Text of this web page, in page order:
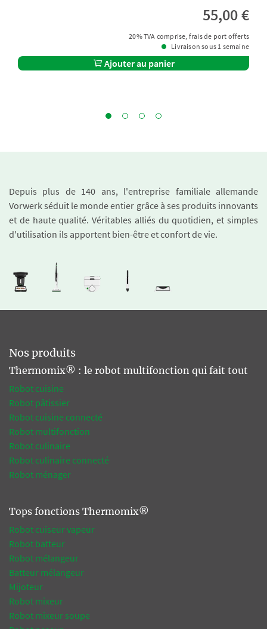
55,00 €
20% TVA comprise, frais de port offerts
Livraison sous 1 semaine
Ajouter au panier
Depuis plus de 140 ans, l'entreprise familiale allemande
Vorwerk séduit le monde entier grâce à ses produits innovants
et de haute qualité. Véritables alliés du quotidien, et simples
d'utilisation ils apportent bien-être et confort de vie.
Nos produits
Thermomix® : le robot multifonction qui fait tout
Robot cuisine
Robot pâtissier
Robot cuisine connecté
Robot multifonction
Robot culinaire
Robot culinaire connecté
Robot ménager
Tops fonctions Thermomix®
Robot cuiseur vapeur
Robot batteur
Robot mélangeur
Batteur mélangeur
Mijoteur
Robot mixeur
Robot mixeur soupe